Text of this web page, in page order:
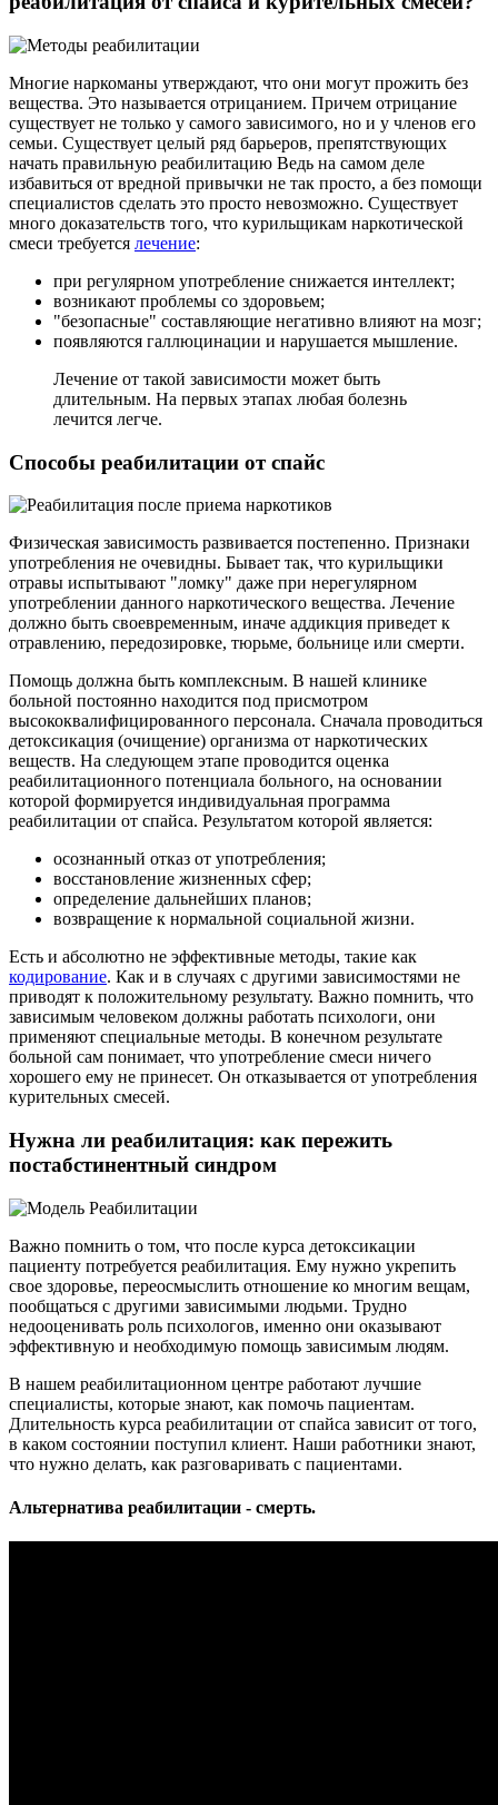
Многие наркоманы утверждают, что они могут прожить без
вещества. Это называется отрицанием. Причем отрицание
существует не только у самого зависимого, но и у членов его
семьи. Существует целый ряд барьеров, препятствующих
начать правильную реабилитацию Ведь на самом деле
избавиться от вредной привычки не так просто, а без помощи
специалистов сделать это просто невозможно. Существует
много доказательств того, что курильщикам наркотической
смеси требуется лечение:
при регулярном употребление снижается интеллект;
возникают проблемы со здоровьем;
"безопасные" составляющие негативно влияют на мозг;
появляются галлюцинации и нарушается мышление.
Лечение от такой зависимости может быть
длительным. На первых этапах любая болезнь
лечится легче.
Способы реабилитации от спайс
Физическая зависимость развивается постепенно. Признаки
употребления не очевидны. Бывает так, что курильщики
отравы испытывают "ломку" даже при нерегулярном
употреблении данного наркотического вещества. Лечение
должно быть своевременным, иначе аддикция приведет к
отравлению, передозировке, тюрьме, больнице или смерти.
Помощь должна быть комплексным. В нашей клинике
больной постоянно находится под присмотром
высококвалифицированного персонала. Сначала проводиться
детоксикация (очищение) организма от наркотических
веществ. На следующем этапе проводится оценка
реабилитационного потенциала больного, на основании
которой формируется индивидуальная программа
реабилитации от спайса. Результатом которой является:
осознанный отказ от употребления;
восстановление жизненных сфер;
определение дальнейших планов;
возвращение к нормальной социальной жизни.
Есть и абсолютно не эффективные методы, такие как
кодирование. Как и в случаях с другими зависимостями не
приводят к положительному результату. Важно помнить, что
зависимым человеком должны работать психологи, они
применяют специальные методы. В конечном результате
больной сам понимает, что употребление смеси ничего
хорошего ему не принесет. Он отказывается от употребления
курительных смесей.
Нужна ли реабилитация: как пережить
постабстинентный синдром
Важно помнить о том, что после курса детоксикации
пациенту потребуется реабилитация. Ему нужно укрепить
свое здоровье, переосмыслить отношение ко многим вещам,
пообщаться с другими зависимыми людьми. Трудно
недооценивать роль психологов, именно они оказывают
эффективную и необходимую помощь зависимым людям.
В нашем реабилитационном центре работают лучшие
специалисты, которые знают, как помочь пациентам.
Длительность курса реабилитации от спайса зависит от того,
в каком состоянии поступил клиент. Наши работники знают,
что нужно делать, как разговаривать с пациентами.
Альтернатива реабилитации - смерть.